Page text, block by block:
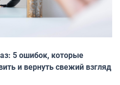
5 ошибок, которые
и вернуть свежий взгляд